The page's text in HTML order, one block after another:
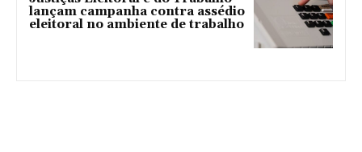
lançam campanha contra assédio
eleitoral no ambiente de trabalho